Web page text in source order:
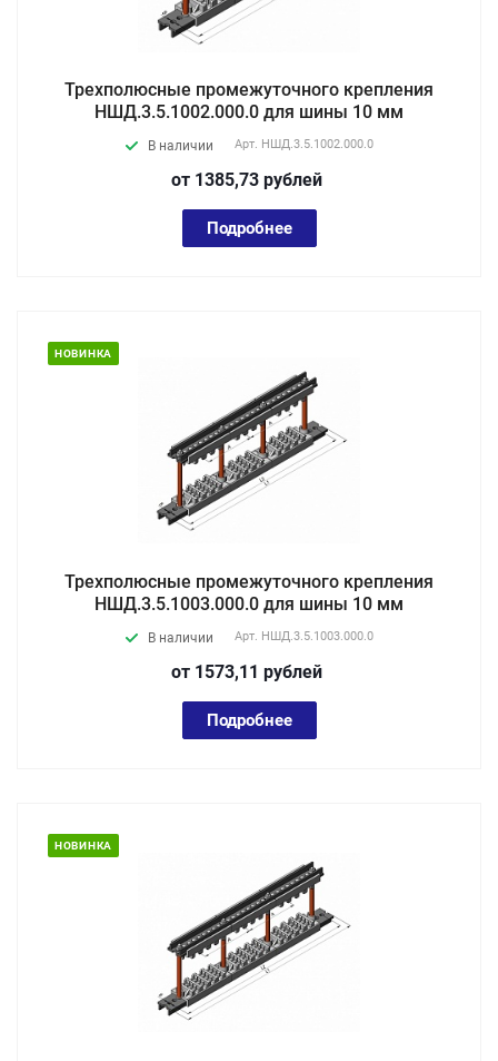
Трехполюсные промежуточного крепления
НШД.3.5.1002.000.0 для шины 10 мм
В наличии Арт. НШД.3.5.1002.000.0
от 1385,73 рублей
Подробнее
НОВИНКА
Трехполюсные промежуточного крепления
НШД.3.5.1003.000.0 для шины 10 мм
В наличии Арт. НШД.3.5.1003.000.0
от 1573,11 рублей
Подробнее
НОВИНКА